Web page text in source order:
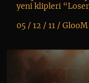
yeni klipleri “Loser
05 / 12 / 11 / GlooM